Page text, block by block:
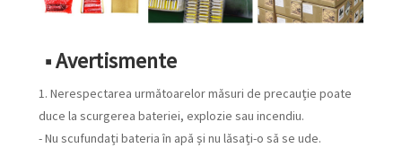
■ Avertismente
1. Nerespectarea următoarelor măsuri de precauție poate
duce la scurgerea bateriei, explozie sau incendiu.
- Nu scufundați bateria în apă și nu lăsați-o să se ude.